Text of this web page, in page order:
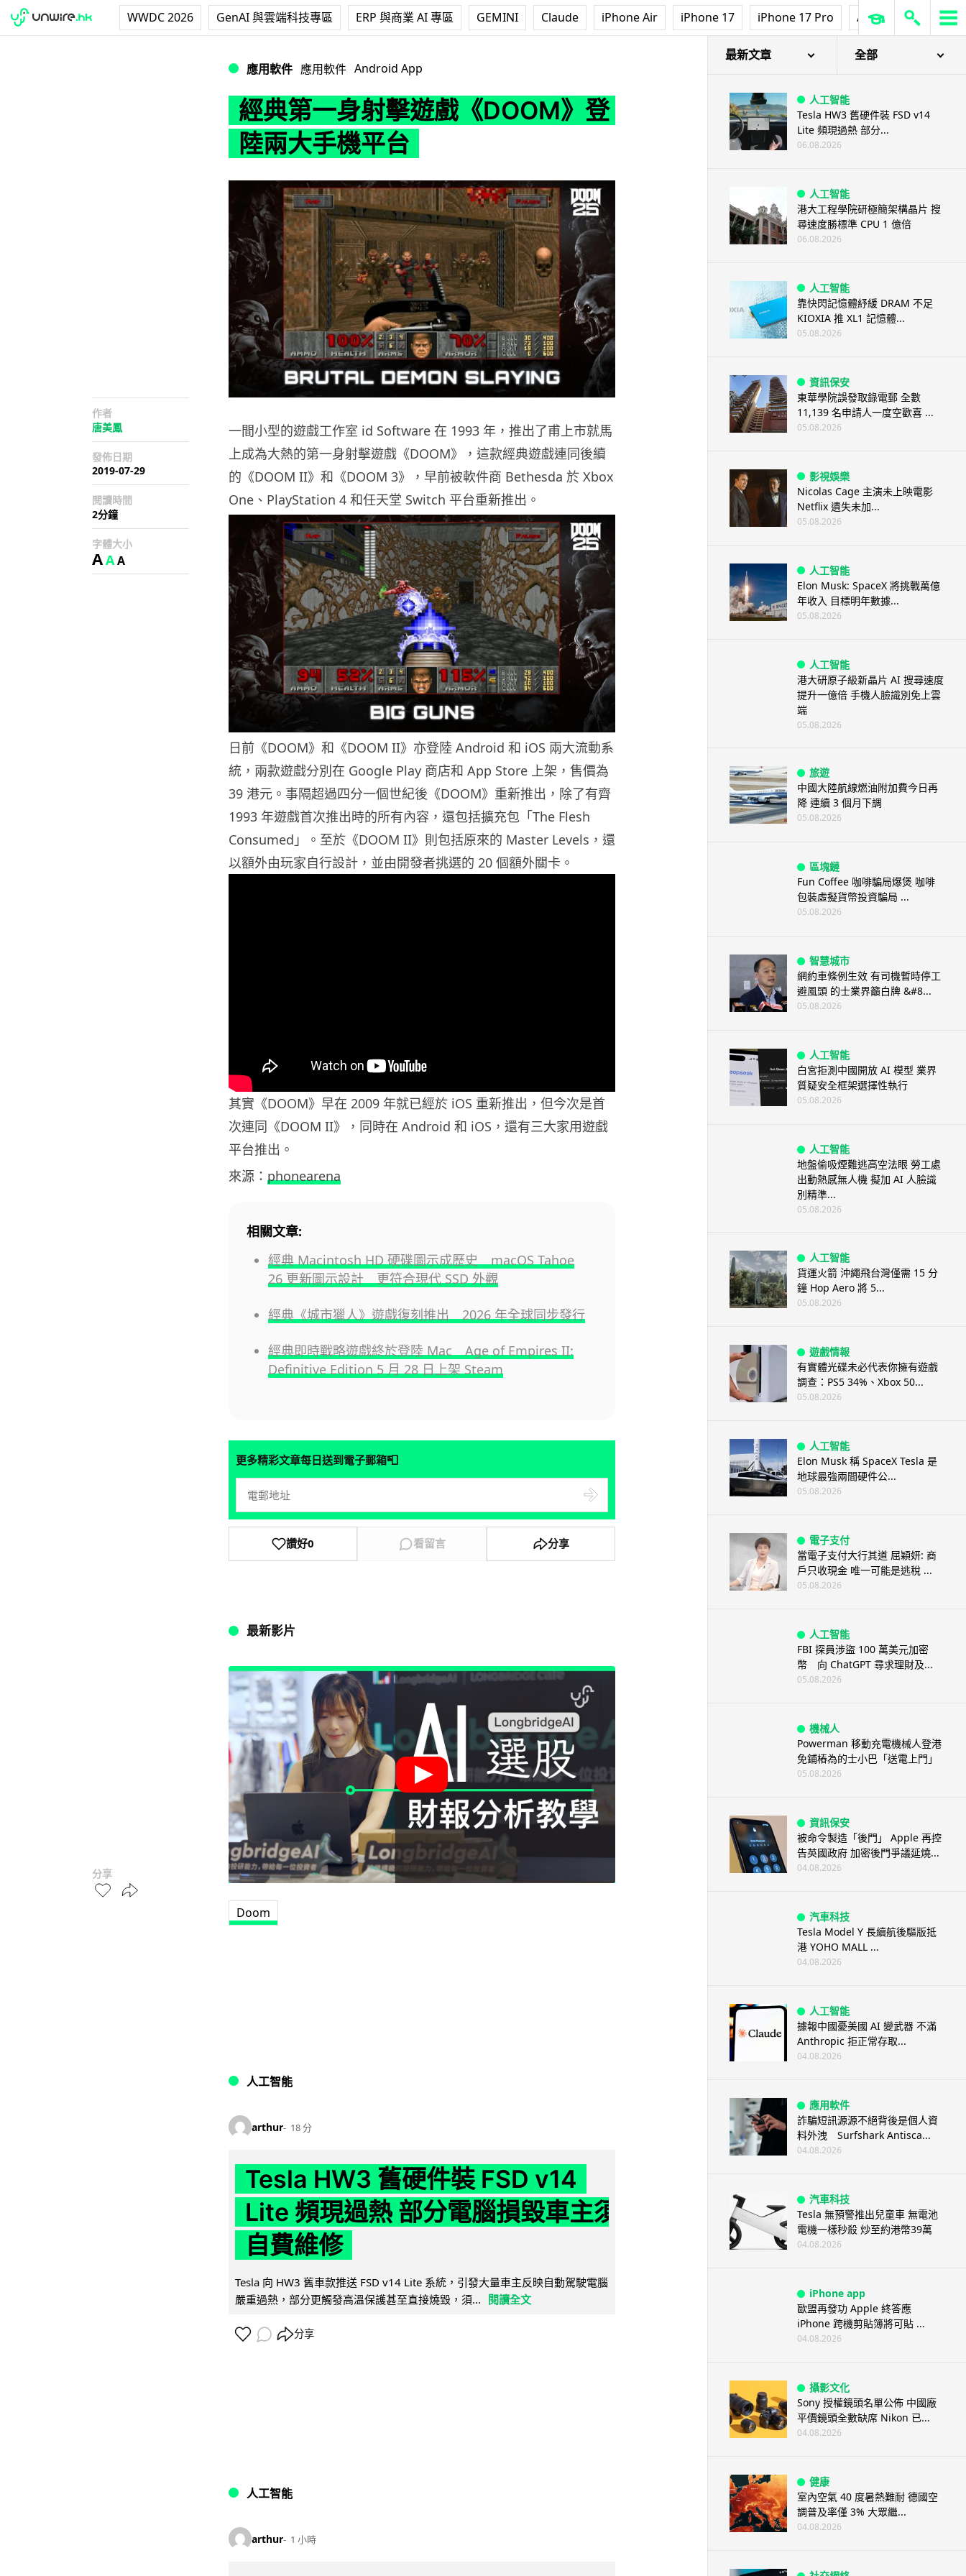
WWDC 2026 GenAI 與雲端科技專區 ERP 與商業 AI 專區 GEMINI Claude iPhone Air iPhone 17 iPhone 17 Pro AirPods Pro 3
應用軟件 應用軟件 Android App
經典第一身射擊遊戲《DOOM》登
陸兩大手機平台
作者
唐美鳳
發佈日期
2019-07-29
閱讀時間
2分鐘
字體大小
AAA
分享
一間小型的遊戲工作室 id Software 在 1993 年，推出了甫上市就馬
上成為大熱的第一身射擊遊戲《DOOM》，這款經典遊戲連同後續
的《DOOM II》和《DOOM 3》，早前被軟件商 Bethesda 於 Xbox
One、PlayStation 4 和任天堂 Switch 平台重新推出。
日前《DOOM》和《DOOM II》亦登陸 Android 和 iOS 兩大流動系
統，兩款遊戲分別在 Google Play 商店和 App Store 上架，售價為
39 港元。事隔超過四分一個世紀後《DOOM》重新推出，除了有齊
1993 年遊戲首次推出時的所有內容，還包括擴充包「The Flesh
Consumed」。至於《DOOM II》則包括原來的 Master Levels，還
以額外由玩家自行設計，並由開發者挑選的 20 個額外關卡。
其實《DOOM》早在 2009 年就已經於 iOS 重新推出，但今次是首
次連同《DOOM II》，同時在 Android 和 iOS，還有三大家用遊戲
平台推出。
來源： phonearena
相關文章:
經典 Macintosh HD 硬碟圖示成歷史 macOS Tahoe
26 更新圖示設計 更符合現代 SSD 外觀
經典《城市獵人》遊戲復刻推出 2026 年全球同步發行
經典即時戰略遊戲終於登陸 Mac Age of Empires II:
Definitive Edition 5 月 28 日上架 Steam
更多精彩文章每日送到電子郵箱📮
讚好0 看留言 分享
最新影片
Doom
人工智能
arthur 18 分
Tesla HW3 舊硬件裝 FSD v14
Lite 頻現過熱 部分電腦損毀車主須
自費維修
Tesla 向 HW3 舊車款推送 FSD v14 Lite 系統，引發大量車主反映自動駕駛電腦
嚴重過熱，部分更觸發高溫保護甚至直接燒毀，須...
閱讀全文
分享
人工智能
arthur 1 小時
最新文章 全部
人工智能
Tesla HW3 舊硬件裝 FSD v14
Lite 頻現過熱 部分...
06.08.2026
人工智能
港大工程學院研極簡架構晶片 搜
尋速度勝標準 CPU 1 億倍
06.08.2026
人工智能
靠快閃記憶體紓緩 DRAM 不足
KIOXIA 推 XL1 記憶體...
05.08.2026
資訊保安
東華學院誤發取錄電郵 全數
11,139 名申請人一度空歡喜 ...
05.08.2026
影視娛樂
Nicolas Cage 主演未上映電影
Netflix 遺失未加...
05.08.2026
人工智能
Elon Musk: SpaceX 將挑戰萬億
年收入 目標明年數據...
05.08.2026
人工智能
港大研原子級新晶片 AI 搜尋速度
提升一億倍 手機人臉識別免上雲
端
05.08.2026
旅遊
中國大陸航線燃油附加費今日再
降 連續 3 個月下調
05.08.2026
區塊鏈
Fun Coffee 咖啡騙局爆煲 咖啡
包裝虛擬貨幣投資騙局 ...
05.08.2026
智慧城市
網約車條例生效 有司機暫時停工
避風頭 的士業界籲白牌 &#8...
05.08.2026
人工智能
白宮拒測中國開放 AI 模型 業界
質疑安全框架選擇性執行
05.08.2026
人工智能
地盤偷吸煙難逃高空法眼 勞工處
出動熱感無人機 擬加 AI 人臉識
別精準...
05.08.2026
人工智能
貨運火箭 沖繩飛台灣僅需 15 分
鐘 Hop Aero 將 5...
05.08.2026
遊戲情報
有實體光碟未必代表你擁有遊戲
調查：PS5 34%、Xbox 50...
05.08.2026
人工智能
Elon Musk 稱 SpaceX Tesla 是
地球最強兩間硬件公...
05.08.2026
電子支付
當電子支付大行其道 屈穎妍: 商
戶只收現金 唯一可能是逃稅 ...
05.08.2026
人工智能
FBI 探員涉盜 100 萬美元加密
幣 向 ChatGPT 尋求理財及...
05.08.2026
機械人
Powerman 移動充電機械人登港
免鋪樁為的士小巴「送電上門」
05.08.2026
資訊保安
被命令製造「後門」 Apple 再控
告英國政府 加密後門爭議延燒...
04.08.2026
汽車科技
Tesla Model Y 長續航後驅版抵
港 YOHO MALL ...
04.08.2026
人工智能
據報中國憂美國 AI 變武器 不滿
Anthropic 拒正常存取...
04.08.2026
應用軟件
詐騙短訊源源不絕背後是個人資
料外洩 Surfshark Antisca...
04.08.2026
汽車科技
Tesla 無預警推出兒童車 無電池
電機一樣秒殺 炒至約港幣39萬
04.08.2026
iPhone app
歐盟再發功 Apple 終答應
iPhone 跨機剪貼簿將可貼 ...
04.08.2026
攝影文化
Sony 授權鏡頭名單公佈 中國廠
平價鏡頭全數缺席 Nikon 已...
04.08.2026
健康
室內空氣 40 度暑熱難耐 德國空
調普及率僅 3% 大眾繼...
04.08.2026